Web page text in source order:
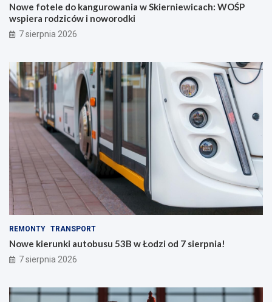
Nowe fotele do kangurowania w Skierniewicach: WOŚP
wspiera rodziców i noworodki
7 sierpnia 2026
REMONTY TRANSPORT
Nowe kierunki autobusu 53B w Łodzi od 7 sierpnia!
7 sierpnia 2026